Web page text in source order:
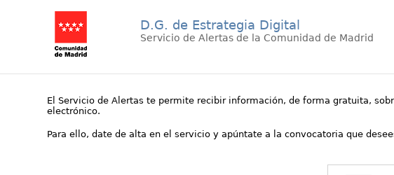
D.G. de Estrategia Digital
Servicio de Alertas de la Comunidad de Madrid
El Servicio de Alertas te permite recibir información, de forma gratuita,
electrónico.
Para ello, date de alta en el servicio y apúntate a la convocatoria que